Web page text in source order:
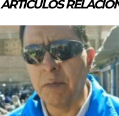
ARTÍCULOS